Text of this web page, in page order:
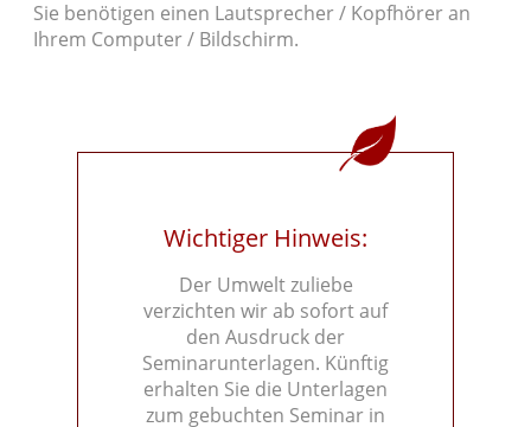
Sie benötigen einen Lautsprecher / Kopfhörer an
Ihrem Computer / Bildschirm.
Wichtiger Hinweis:
Der Umwelt zuliebe
verzichten wir ab sofort auf
den Ausdruck der
Seminarunterlagen. Künftig
erhalten Sie die Unterlagen
zum gebuchten Seminar in